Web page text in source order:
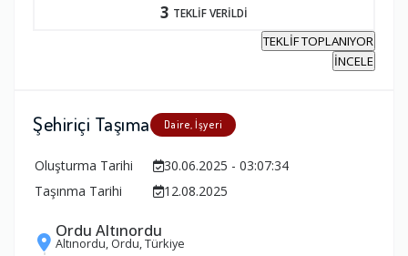
3 TEKLİF VERİLDİ
TEKLİF TOPLANIYOR
İNCELE
Şehiriçi Taşıma Daire, İşyeri
Oluşturma Tarihi
30.06.2025 - 03:07:34
Taşınma Tarihi
12.08.2025
Ordu Altınordu
Altınordu, Ordu, Türkiye